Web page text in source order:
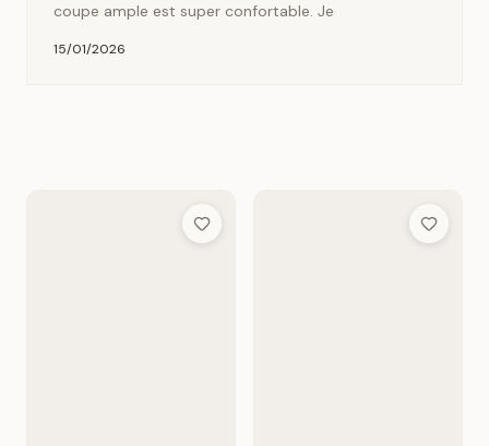
coupe ample est super confortable. Je
15/01/2026
Add to Wish List Add to